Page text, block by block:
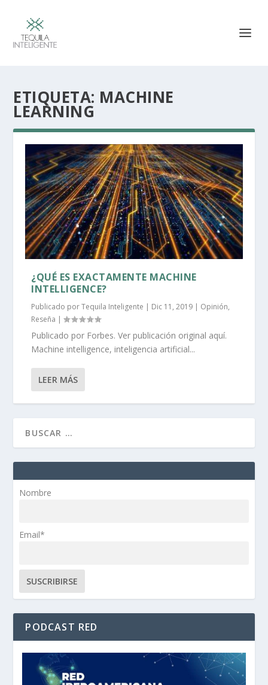
ETIQUETA: MACHINE
LEARNING
¿QUÉ ES EXACTAMENTE MACHINE
INTELLIGENCE?
Publicado porTequila Inteligente | Dic 11, 2019 | Opinión,
Reseña |
Publicado por Forbes. Ver publicación original aquí.
Machine intelligence, inteligencia artificial...
LEER MÁS
Nombre
Email*
PODCAST RED